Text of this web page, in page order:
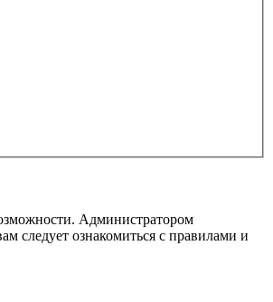
Администратором
следует ознакомиться с правилами и